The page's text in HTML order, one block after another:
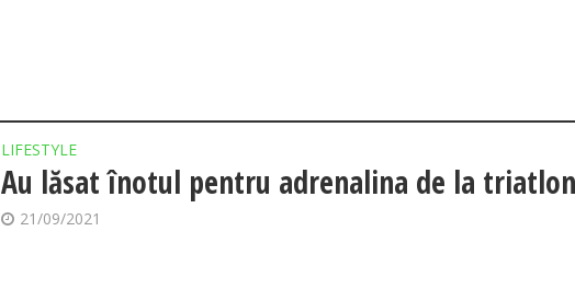
LIFESTYLE
Au lăsat înotul pentru adrenalina de la
21/09/2021